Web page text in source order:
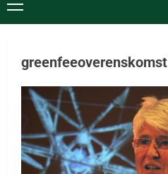
greenfeeoverenskomst